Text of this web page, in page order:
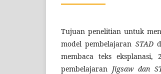
Tujuan penelitian untuk
model pembelajaran STAD
membaca teks
pembelajaran Jigsaw dan